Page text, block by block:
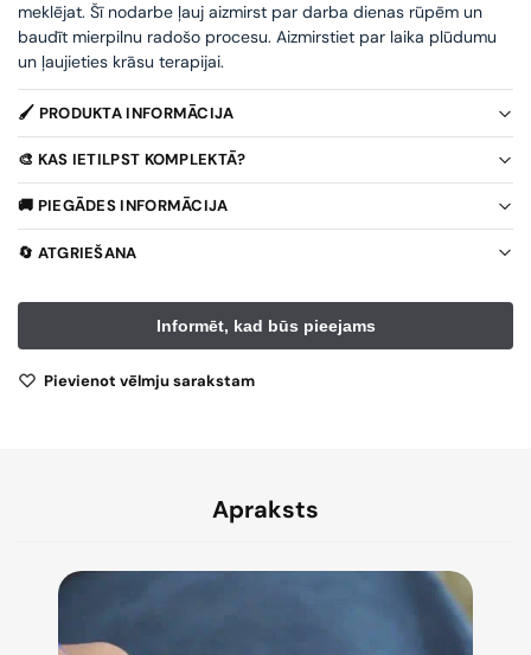
meklējat. Šī nodarbe ļauj aizmirst par darba dienas rūpēm un
baudīt mierpilnu radošo procesu. Aizmirstiet par laika plūdumu
un ļaujieties krāsu terapijai.
🖌️ PRODUKTA INFORMĀCIJA
🎨 KAS IETILPST KOMPLEKTĀ?
🚚 PIEGĀDES INFORMĀCIJA
🔄 ATGRIEŠANA
Pievienot vēlmju sarakstam
Apraksts